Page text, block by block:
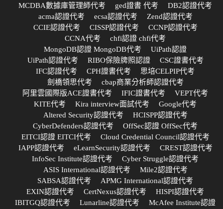
MCDBA數據庫管理師代考
ged證書 代考
DB2認證代考
acma認證代考
ecsa認證代考
Zend認證代考
CCIE認證代考
CISSP認證代考
CCNP認證代考
CCNA代考
chfi認證 chfi代考
MongoDB認證 MongoDB代考
UiPath認證
UiPath認證代考
RIBO保險牌照認證
CSC證書代考
IFC認證代考
CPH證書代考
思培CELPIP代考
劍橋領思代考
cbap商業分析師認證代考
阿里雲國際版ACE證書代考
IFIC證書代考
VEPT代考
KITE代考
Kira interview面試代考
Google代考
Altered Security認證代考
HCISPP認證代考
CyberDefenders認證代考
OffSec認證 OffSec代考
EITCI認證 EITCI代考
Cloud Credential Council認證代考
IAPP認證代考
eLearnSecurity認證代考
CREST認證代考
InfoSec Institute認證代考
Cyber Struggle認證代考
ASIS International認證代考
Mile2認證代考
SABSA認證代考
APMG International認證代考
EXIN認證代考
CertNexus認證代考
HISPI認證代考
IBITGQ認證代考
Lunarline認證代考
McAfee Institute認證